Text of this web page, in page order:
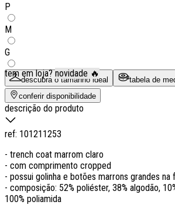
P
M
G
descubra o tamanho ideal tabela de
tem em loja? novidade 🔥
conferir disponibilidade
descrição do produto
ref: 101211253
- trench coat marrom claro
- com comprimento cropped
- possui golinha e botões marrons grandes na
- composição: 52% poliéster, 38% algodão,
100% poliamida